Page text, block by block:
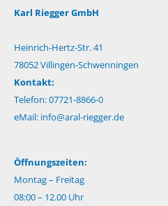
Karl Riegger GmbH
Heinrich-Hertz-Str. 41
78052 Villingen-Schwenningen
Kontakt:
Telefon: 07721-8866-0
eMail: info@aral-riegger.de
Öffnungszeiten:
Montag – Freitag
08:00 – 12.00 Uhr